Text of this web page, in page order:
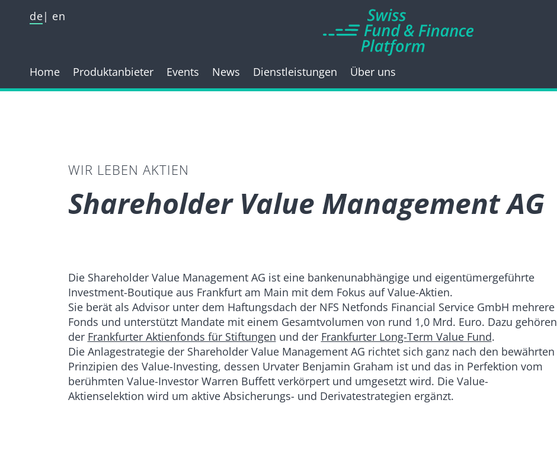
de
en
Home Produktanbieter Events News Dienstleistungen Über uns
WIR LEBEN AKTIEN
Shareholder Value Management AG
Die Shareholder Value Management AG ist eine bankenunabhängige und eigentümergeführte
Investment-Boutique aus Frankfurt am Main mit dem Fokus auf Value-Aktien.
Sie berät als Advisor unter dem Haftungsdach der NFS Netfonds Financial Service GmbH mehrere
Fonds und unterstützt Mandate mit einem Gesamtvolumen von rund 1,0 Mrd. Euro. Dazu gehören
der Frankfurter Aktienfonds für Stiftungen und der Frankfurter Long-Term Value Fund.
Die Anlagestrategie der Shareholder Value Management AG richtet sich ganz nach den bewährten
Prinzipien des Value-Investing, dessen Urvater Benjamin Graham ist und das in Perfektion vom
berühmten Value-Investor Warren Buffett verkörpert und umgesetzt wird. Die Value-
Aktienselektion wird um aktive Absicherungs- und Derivatestrategien ergänzt.